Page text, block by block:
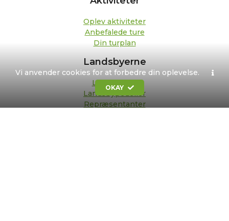
Vi anvender cookies for at forbedre din oplevelse.
OKAY
Oplev aktiviteter
Anbefalede ture
Din turplan
Landsbyerne
Landsbyfilm
Landsbypedeller
Repræsentanter